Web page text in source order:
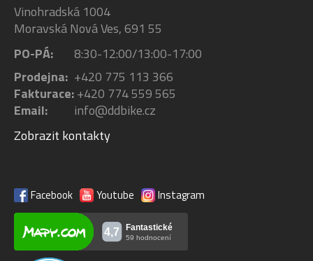
Vinohradská 1004
Moravská Nová Ves, 691 55
PO-PÁ:
8:30-12:00/13:00-17:00
Prodejna: +420 775 113 366
Fakturace:+420 774 559 565
Email:
info@ddbike.cz
Zobrazit kontakty
Facebook Youtube Instagram